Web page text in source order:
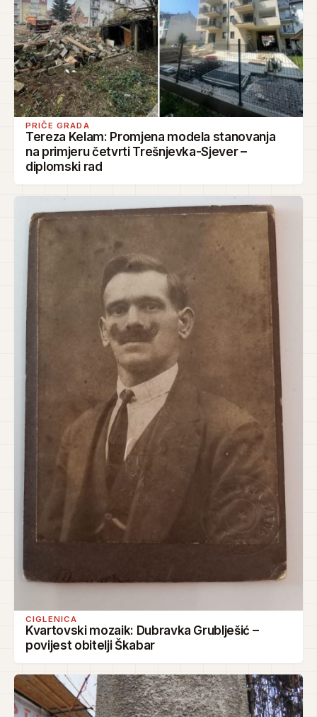
PRIČE GRADA
Tereza Kelam: Promjena modela stanovanja
na primjeru četvrti Trešnjevka-Sjever –
diplomski rad
CIGLENICA
Kvartovski mozaik: Dubravka Grublješić –
povijest obitelji Škabar